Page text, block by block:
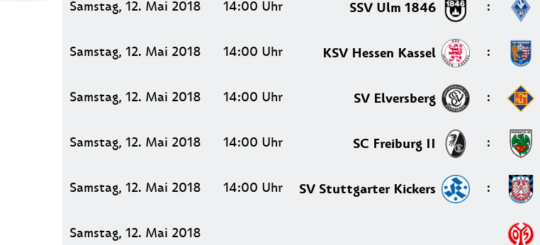
Samstag, 12. Mai 2018 14:00 Uhr SSV Ulm 1846 :
Samstag, 12. Mai 2018 14:00 Uhr KSV Hessen Kassel :
Samstag, 12. Mai 2018 14:00 Uhr SV Elversberg :
Samstag, 12. Mai 2018 14:00 Uhr SC Freiburg II :
Samstag, 12. Mai 2018 14:00 Uhr SV Stuttgarter Kickers :
Samstag, 12. Mai 2018